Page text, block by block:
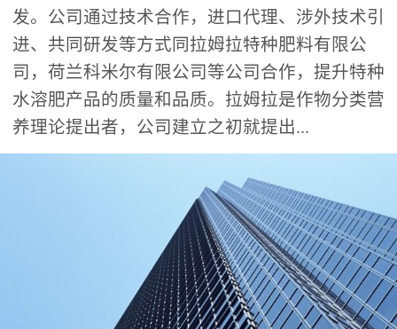
发。公司通过技术合作，进口代理、涉外技术引
进、共同研发等方式同拉姆拉特种肥料有限公
司，荷兰科米尔有限公司等公司合作，提升特种
水溶肥产品的质量和品质。拉姆拉是作物分类营
养理论提出者，公司建立之初就提出...